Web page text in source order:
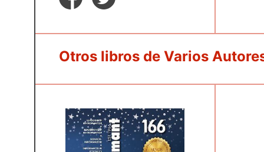
Otros libros de Varios